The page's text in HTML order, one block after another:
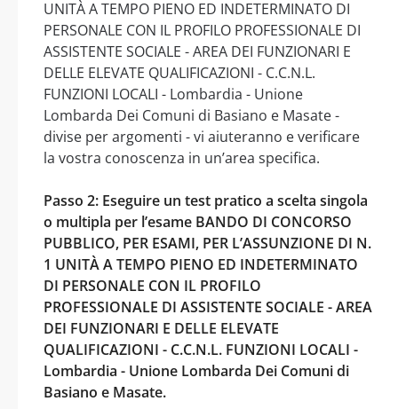
UNITÀ A TEMPO PIENO ED INDETERMINATO DI
PERSONALE CON IL PROFILO PROFESSIONALE DI
ASSISTENTE SOCIALE - AREA DEI FUNZIONARI E
DELLE ELEVATE QUALIFICAZIONI - C.C.N.L.
FUNZIONI LOCALI - Lombardia - Unione
Lombarda Dei Comuni di Basiano e Masate -
divise per argomenti - vi aiuteranno e verificare
la vostra conoscenza in un’area specifica.
Passo 2: Eseguire un test pratico a scelta singola
o multipla per l’esame BANDO DI CONCORSO
PUBBLICO, PER ESAMI, PER L’ASSUNZIONE DI N.
1 UNITÀ A TEMPO PIENO ED INDETERMINATO
DI PERSONALE CON IL PROFILO
PROFESSIONALE DI ASSISTENTE SOCIALE - AREA
DEI FUNZIONARI E DELLE ELEVATE
QUALIFICAZIONI - C.C.N.L. FUNZIONI LOCALI -
Lombardia - Unione Lombarda Dei Comuni di
Basiano e Masate.